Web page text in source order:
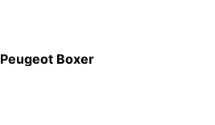
Peugeot Boxer